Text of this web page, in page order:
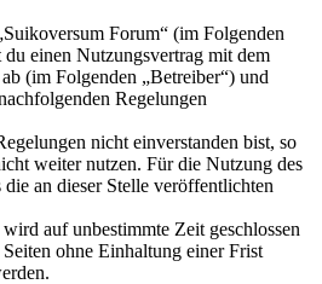
Forum“ (im Folgenden
du einen Nutzungsvertrag mit dem
(im Folgenden „Betreiber“) und
Regelungen
nicht einverstanden bist, so
weiter nutzen. Für die Nutzung des
an dieser Stelle veröffentlichten
auf unbestimmte Zeit geschlossen
ohne Einhaltung einer Frist